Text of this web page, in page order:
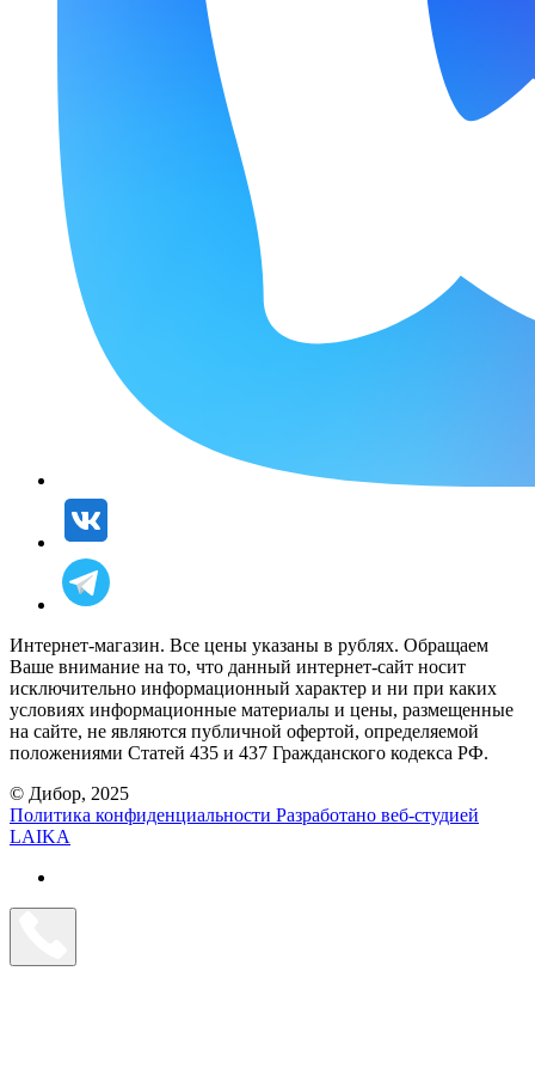
Интернет-магазин. Все цены указаны в рублях. Обращаем
Ваше внимание на то, что данный интернет-сайт носит
исключительно информационный характер и ни при каких
условиях информационные материалы и цены, размещенные
на сайте, не являются публичной офертой, определяемой
положениями Статей 435 и 437 Гражданского кодекса РФ.
© Дибор, 2025
Политика конфиденциальности Разработано веб-студией
LAIKA